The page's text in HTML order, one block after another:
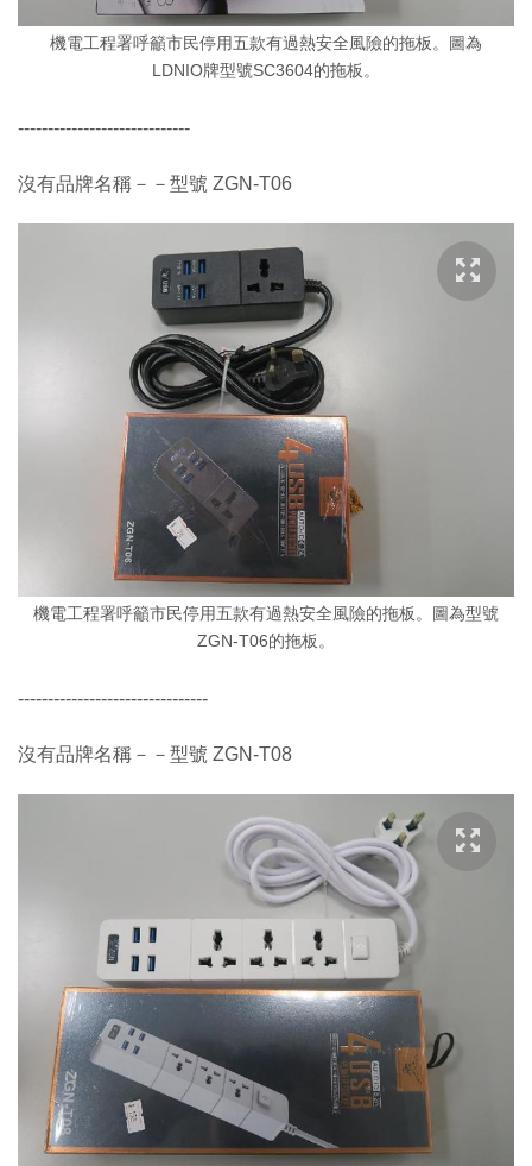
機電工程署呼籲市民停用五款有過熱安全風險的拖板。圖為
LDNIO牌型號SC3604的拖板。
-----------------------------
沒有品牌名稱－－型號 ZGN-T06
機電工程署呼籲市民停用五款有過熱安全風險的拖板。圖為型號
ZGN-T06的拖板。
--------------------------------
沒有品牌名稱－－型號 ZGN-T08